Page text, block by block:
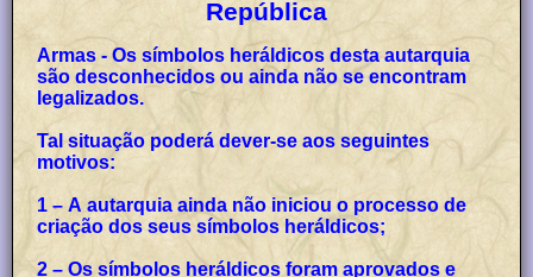
República
Armas - Os símbolos heráldicos desta autarquia
são desconhecidos ou ainda não se encontram
legalizados.
Tal situação poderá dever-se aos seguintes
motivos:
1 – A autarquia ainda não iniciou o processo de
criação dos seus símbolos heráldicos;
2 – Os símbolos heráldicos foram aprovados e